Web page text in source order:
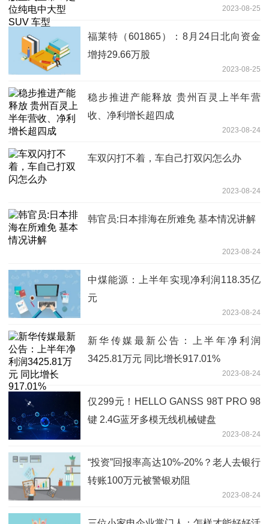
2023-08-25
福莱特（601865）：8月24日北向资金
增持29.66万股
2023-08-25
稳步推进产能释放 贵州百灵上半年营
收、净利增长超四成
2023-08-24
车双闪打不着，车自己打双闪怎么办
2023-08-24
韩官员:日本排海在所难免 基本情况讲解
2023-08-24
中煤能源：上半年实现净利润118.35亿
元
2023-08-24
新华传媒最新公告：上半年净利润
3425.81万元 同比增长917.01%
2023-08-24
仅299元！HELLO GANSS 98T PRO 98
键 2.4G蓝牙多模无线机械键盘
2023-08-24
“投资”回报率高达10%-20%？老人去银行
转账100万元被警银劝阻
2023-08-24